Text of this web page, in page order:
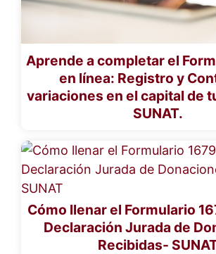
Aprende a completar el
en línea: Registro y
variaciones en el capital de
SUNAT.
Cómo llenar el Formulario
Declaración Jurada de
Recibidas-